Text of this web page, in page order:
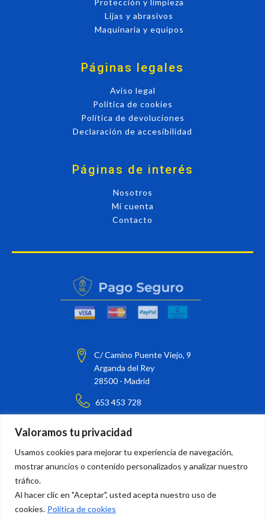
Valoramos tu privacidad
Usamos cookies para mejorar tu experiencia de navegación,
mostrar anuncios o contenido personalizados y analizar nuestro
tráfico.
Al hacer clic en "Aceptar", usted acepta nuestro uso de
cookies. Política de cookies
Protección y limpieza
Lijas y abrasivos
Maquinaria y equipos
Páginas legales
Aviso legal
Política de cookies
Política de devoluciones
Declaración de accesibilidad
Páginas de interés
Nosotros
Mi cuenta
Contacto
C/ Camino Puente Viejo, 9
Arganda del Rey
28500 - Madrid
653 453 728
barnizarte@barnizarte.com
¡Síguenos en nuestras redes sociales!